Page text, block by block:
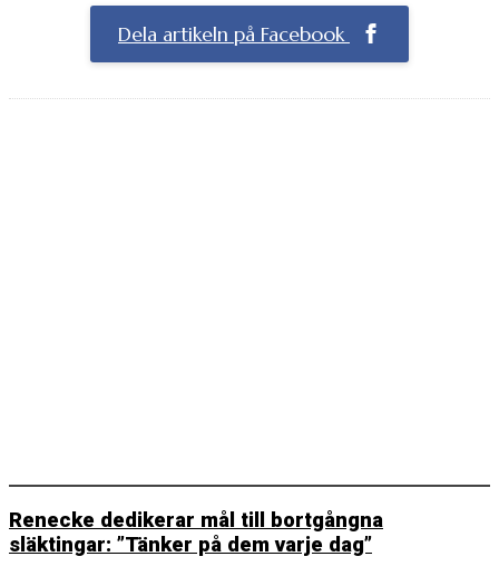
Dela artikeln på Facebook
Renecke dedikerar mål till bortgångna
släktingar: ”Tänker på dem varje dag”